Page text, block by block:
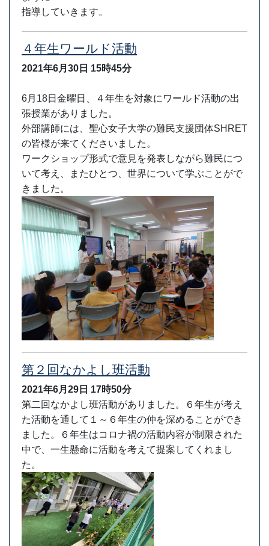
指導していきます。
４年生ワールド活動
2021年6月30日 15時45分
6月18日金曜日、４年生を対象にワールド活動の出
張授業がありました。
外部講師には、聖心女子大学の難民支援団体SHRET
の皆様が来てくださいました。
ワークショップ形式で意見を発表しながら難民につ
いて考え、またひとつ、世界について学ぶことがで
きました。
第２回なかよし班活動
2021年6月29日 17時50分
第二回なかよし班活動がありました。６年生が考え
た活動を通して１～６年生の仲を深めることができ
ました。６年生はコロナ禍の活動内容が制限された
中で、一生懸命に活動を考えて提案してくれまし
た。